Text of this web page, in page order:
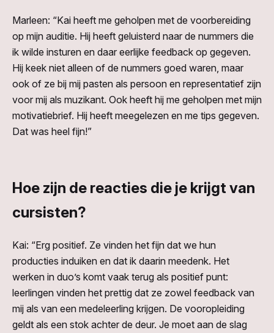
Marleen: “Kai heeft me geholpen met de voorbereiding
op mijn auditie. Hij heeft geluisterd naar de nummers die
ik wilde insturen en daar eerlijke feedback op gegeven.
Hij keek niet alleen of de nummers goed waren, maar
ook of ze bij mij pasten als persoon en representatief zijn
voor mij als muzikant. Ook heeft hij me geholpen met mijn
motivatiebrief. Hij heeft meegelezen en me tips gegeven.
Dat was heel fijn!”
Hoe zijn de reacties die je krijgt van
cursisten?
Kai: “Erg positief. Ze vinden het fijn dat we hun
producties induiken en dat ik daarin meedenk. Het
werken in duo’s komt vaak terug als positief punt:
leerlingen vinden het prettig dat ze zowel feedback van
mij als van een medeleerling krijgen. De vooropleiding
geldt als een stok achter de deur. Je moet aan de slag